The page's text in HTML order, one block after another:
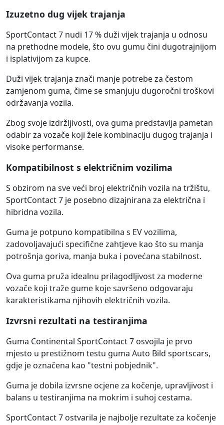
Izuzetno dug vijek trajanja
SportContact 7 nudi 17 % duži vijek trajanja u odnosu
na prethodne modele, što ovu gumu čini dugotrajnijom
i isplativijom za kupce.
Duži vijek trajanja znači manje potrebe za čestom
zamjenom guma, čime se smanjuju dugoročni troškovi
održavanja vozila.
Zbog svoje izdržljivosti, ova guma predstavlja pametan
odabir za vozače koji žele kombinaciju dugog trajanja i
visoke performanse.
Kompatibilnost s električnim vozilima
S obzirom na sve veći broj električnih vozila na tržištu,
SportContact 7 je posebno dizajnirana za električna i
hibridna vozila.
Guma je potpuno kompatibilna s EV vozilima,
zadovoljavajući specifične zahtjeve kao što su manja
potrošnja goriva, manja buka i povećana stabilnost.
Ova guma pruža idealnu prilagodljivost za moderne
vozače koji traže gume koje savršeno odgovaraju
karakteristikama njihovih električnih vozila.
Izvrsni rezultati na testiranjima
Guma Continental SportContact 7 osvojila je prvo
mjesto u prestižnom testu guma Auto Bild sportscars,
gdje je označena kao "testni pobjednik".
Guma je dobila izvrsne ocjene za kočenje, upravljivost i
balans u testiranjima na mokrim i suhoj cestama.
SportContact 7 ostvarila je najbolje rezultate za kočenje